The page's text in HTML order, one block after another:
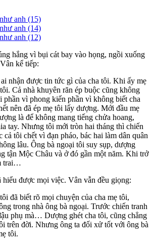
anh (15)
anh (14)
anh (12)
hắng vì bụi cát bay vào họng, ngồi xuống
kể tiếp:
nhận được tin tức gì của cha tôi. Khi ấy mẹ
Cả nhà khuyên răn ép buộc cũng không
phần vì phong kiến phần vì không biết cha
nên đã ép mẹ tôi lấy dượng. Mới đầu mẹ
là để không mang tiếng chửa hoang,
tay. Nhưng tôi mới tròn hai tháng thì chiến
cả tôi chết vì đạn pháo, bác hai làm dân quân
lâu. Ông bà ngoại tôi suy sụp, dượng
tận Mộc Châu và ở đó gần một năm. Khi trở
trai…
hiểu được mọi việc. Vân vẫn đều giọng:
đã biết rõ mọi chuyện của cha mẹ tôi,
trong nhà ông bà ngoại. Trước chiến tranh
phụ mà… Dượng ghét cha tôi, cũng chẳng
trên đời. Nhưng ông ta đối xử tốt với ông bà
tôi.